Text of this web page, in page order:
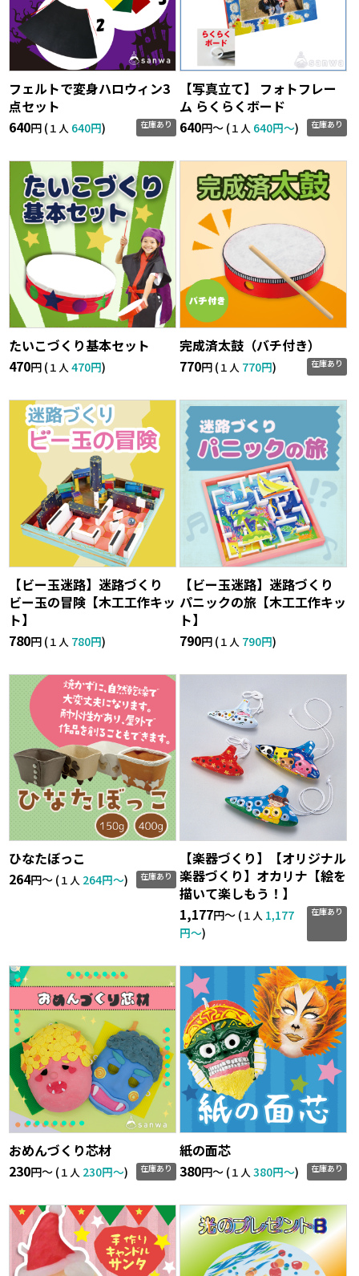
フェルトで変身ハロウィン3
点セット
640円 (１人 640円) 在庫あり
【写真立て】 フォトフレー
ム らくらくボード
640円〜 (１人 640円〜) 在庫あり
たいこづくり基本セット
470円 (１人470円)
完成済太鼓（バチ付き）
770円 (１人 770円) 在庫あり
【ビー玉迷路】迷路づくり
ビー玉の冒険【木工工作キッ
ト】
780円 (１人 780円)
【ビー玉迷路】迷路づくり
パニックの旅【木工工作キッ
ト】
790円 (１人 790円)
ひなたぼっこ
264円〜 (１人 264円〜) 在庫あり
【楽器づくり】【オリジナル
楽器づくり】オカリナ【絵を
描いて楽しもう！】
1,177円〜 (１人 1,177
円〜)
在庫あり
おめんづくり芯材
230円〜 (１人 230円〜) 在庫あり
紙の面芯
380円〜 (１人 380円〜) 在庫あり